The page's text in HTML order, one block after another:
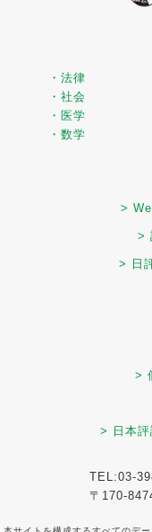
・法律
・社会
・医学
・数学
>
>
> 日
>
> 日本評
TEL:03-
〒170-